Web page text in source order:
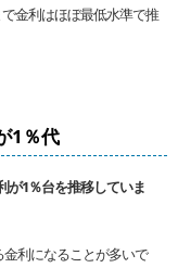
金利はほぼ最低水準で推
1％代
が1％台を推移していま
利になることが多いで